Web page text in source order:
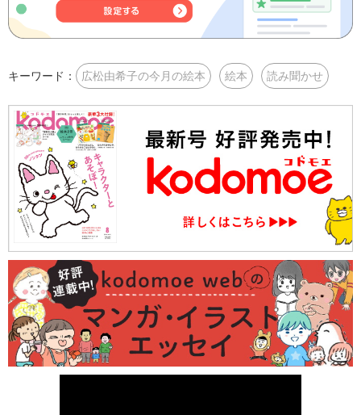
キーワード： 広松由希子の今月の絵本 絵本 読み聞かせ